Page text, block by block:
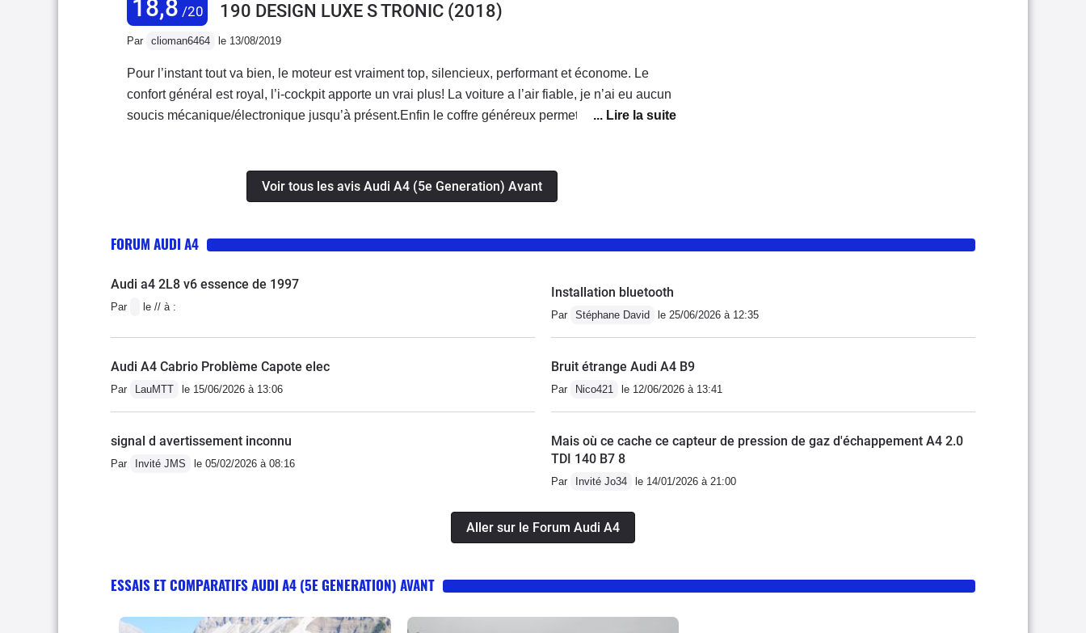
18,8 /20
190 DESIGN LUXE S TRONIC (2018)
Par clioman6464 le 13/08/2019
Pour l’instant tout va bien, le moteur est vraiment top, silencieux, performant et économe. Le
confort général est royal, l’i-cockpit apporte un vrai plus! La voiture a l’air fiable, je n’ai eu aucun
soucis mécanique/électronique jusqu’à présent.Enfin le coffre généreux permet d’avoir une
Voir tous les avis Audi A4 (5e Generation) Avant
FORUM AUDI A4
Audi a4 2L8 v6 essence de 1997
Par le // à :
Installation bluetooth
Par Stéphane David le 25/06/2026 à 12:35
Audi A4 Cabrio Problème Capote elec
Par LauMTT le 15/06/2026 à 13:06
Bruit étrange Audi A4 B9
Par Nico421 le 12/06/2026 à 13:41
signal d avertissement inconnu
Par Invité JMS le 05/02/2026 à 08:16
Mais où ce cache ce capteur de pression de gaz d'échappement A4 2.0
TDI 140 B7 8
Par Invité Jo34 le 14/01/2026 à 21:00
Aller sur le Forum Audi A4
ESSAIS ET COMPARATIFS AUDI A4 (5E GENERATION) AVANT